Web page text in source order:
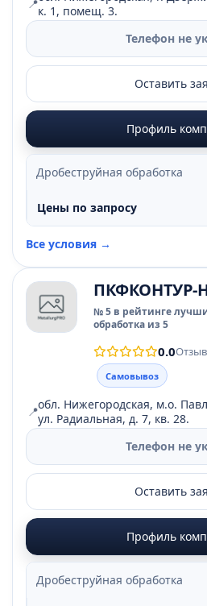
📍к. 1, помещ. 3.
Телефон не
Оставить
Профиль
Дробеструйная обработка
Цены по запросу
Все условия →
ПКФКОНТУР-
№ 5 в рейтинге
обработка из 5
0.0
Самовывоз
📍обл. Нижегородская, м.о.
ул. Радиальная, д. 7, кв. 28.
Телефон не
Оставить
Профиль
Дробеструйная обработка